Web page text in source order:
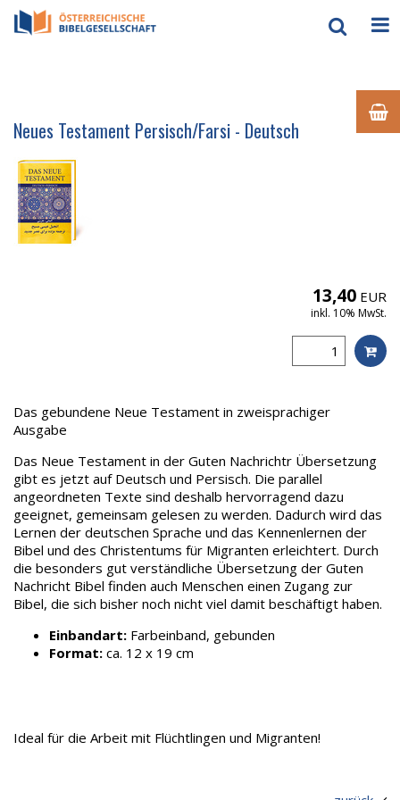
Neues Testament Persisch/Farsi - Deutsch
13,40 EUR
inkl. 10% MwSt.
Das gebundene Neue Testament in zweisprachiger
Ausgabe
Das Neue Testament in der Guten Nachrichtr Übersetzung
gibt es jetzt auf Deutsch und Persisch. Die parallel
angeordneten Texte sind deshalb hervorragend dazu
geeignet, gemeinsam gelesen zu werden. Dadurch wird das
Lernen der deutschen Sprache und das Kennenlernen der
Bibel und des Christentums für Migranten erleichtert. Durch
die besonders gut verständliche Übersetzung der Guten
Nachricht Bibel finden auch Menschen einen Zugang zur
Bibel, die sich bisher noch nicht viel damit beschäftigt haben.
Einbandart: Farbeinband, gebunden
Format: ca. 12 x 19 cm
Ideal für die Arbeit mit Flüchtlingen und Migranten!